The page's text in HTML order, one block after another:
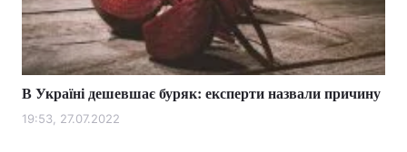
В Україні дешевшає буряк: експерти назвали причину
19:53, 27.07.2022